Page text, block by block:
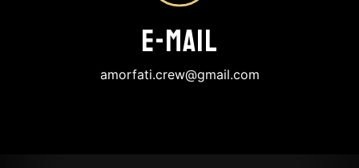
E-mail
amorfati.crew@gmail.com